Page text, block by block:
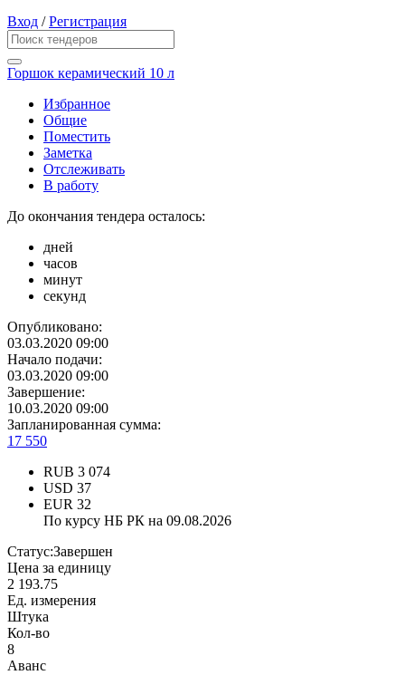
Вход /Регистрация
Горшок керамический 10 л
Избранное
Общие
Поместить
Заметка
Отслеживать
В работу
До окончания тендера осталось:
дней
часов
минут
секунд
Опубликовано:
03.03.2020 09:00
Начало подачи:
03.03.2020 09:00
Завершение:
10.03.2020 09:00
Запланированная сумма:
17 550
RUB 3 074
USD 37
EUR 32
По курсу НБ РК на 09.08.2026
Статус:Завершен
Цена за единицу
2 193.75
Ед. измерения
Штука
Кол-во
8
Аванс